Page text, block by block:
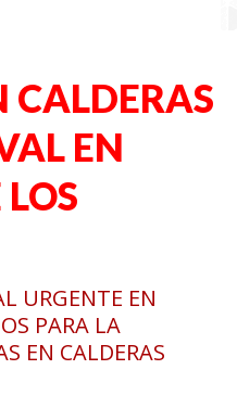
CALDERAS
EN
URGENTE EN
PARA LA
EN CALDERAS